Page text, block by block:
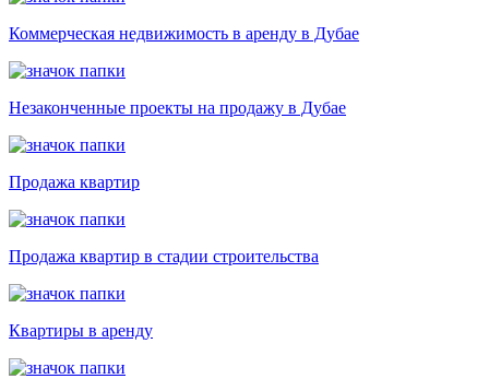
Коммерческая недвижимость в аренду в Дубае
Незаконченные проекты на продажу в Дубае
Продажа квартир
Продажа квартир в стадии строительства
Квартиры в аренду